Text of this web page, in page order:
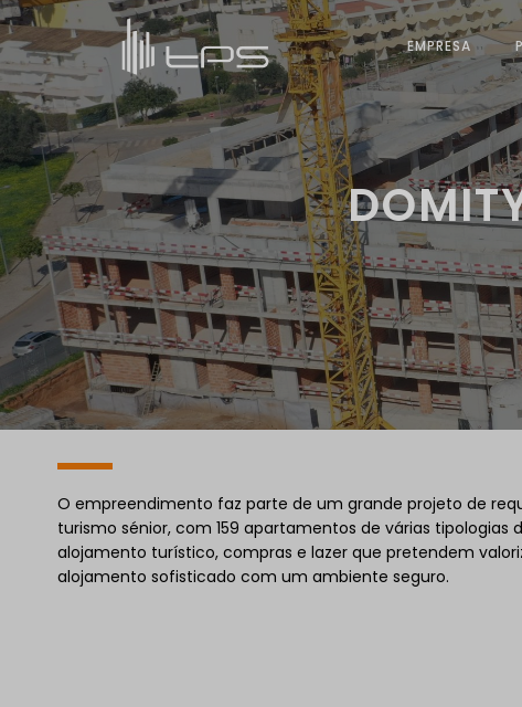
EMPRESA
O empreendimento faz parte de um grande projeto de
turismo sénior, com 159 apartamentos de várias tipologias
alojamento turístico, compras e lazer que pretendem
alojamento sofisticado com um ambiente seguro.